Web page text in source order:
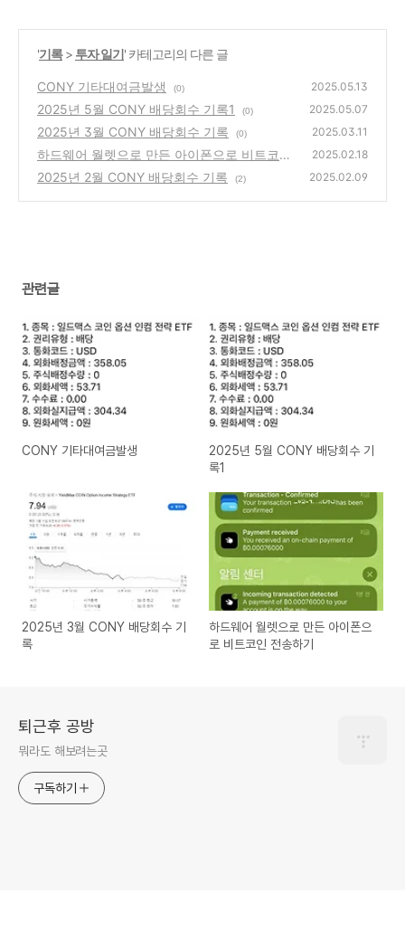
'기록> 투자 일기' 카테고리의 다른 글
CONY 기타대여금발생 (0) 2025.05.13
2025년 5월 CONY 배당회수 기록1 (0) 2025.05.07
2025년 3월 CONY 배당회수 기록 (0) 2025.03.11
하드웨어 월렛으로 만든 아이폰으로 비트코인
전송하기
(0)
2025.02.18
2025년 2월 CONY 배당회수 기록 (2) 2025.02.09
관련글
CONY 기타대여금발생
2025년 5월 CONY 배당회수 기
록1
2025년 3월 CONY 배당회수 기
록
하드웨어 월렛으로 만든 아이폰으
로 비트코인 전송하기
퇴근후 공방
뭐라도 해보려는곳
구독하기